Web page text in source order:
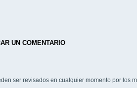
UN COMENTARIO
ser revisados en cualquier momento por los